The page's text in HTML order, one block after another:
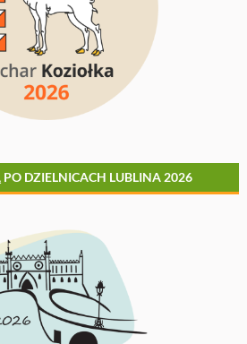
DZIELNICACH LUBLINA 2026